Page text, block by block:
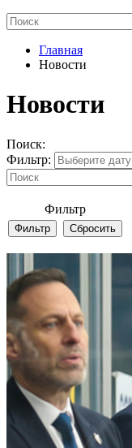
Главная
Новости
Новости
Поиск:
Фильтр:
Фильтр